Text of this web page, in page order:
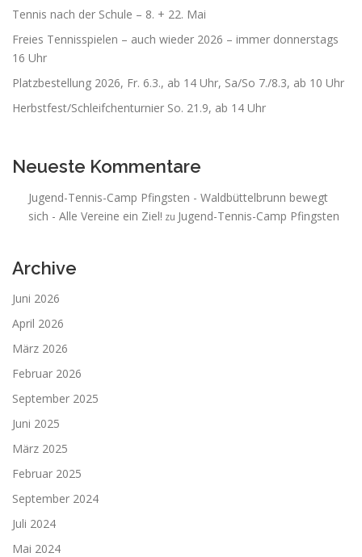
Tennis nach der Schule – 8. + 22. Mai
Freies Tennisspielen – auch wieder 2026 – immer donnerstags
16 Uhr
Platzbestellung 2026, Fr. 6.3., ab 14 Uhr, Sa/So 7./8.3, ab 10 Uhr
Herbstfest/Schleifchenturnier So. 21.9, ab 14 Uhr
Neueste Kommentare
Jugend-Tennis-Camp Pfingsten - Waldbüttelbrunn bewegt
sich - Alle Vereine ein Ziel! zu Jugend-Tennis-Camp Pfingsten
Archive
Juni 2026
April 2026
März 2026
Februar 2026
September 2025
Juni 2025
März 2025
Februar 2025
September 2024
Juli 2024
Mai 2024